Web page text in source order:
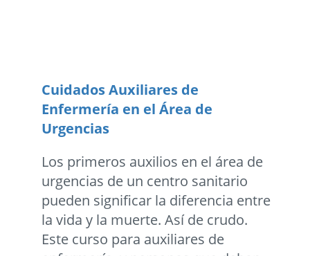
Cuidados Auxiliares de
Enfermería en el Área de
Urgencias
Los primeros auxilios en el área de
urgencias de un centro sanitario
pueden significar la diferencia entre
la vida y la muerte. Así de crudo.
Este curso para auxiliares de